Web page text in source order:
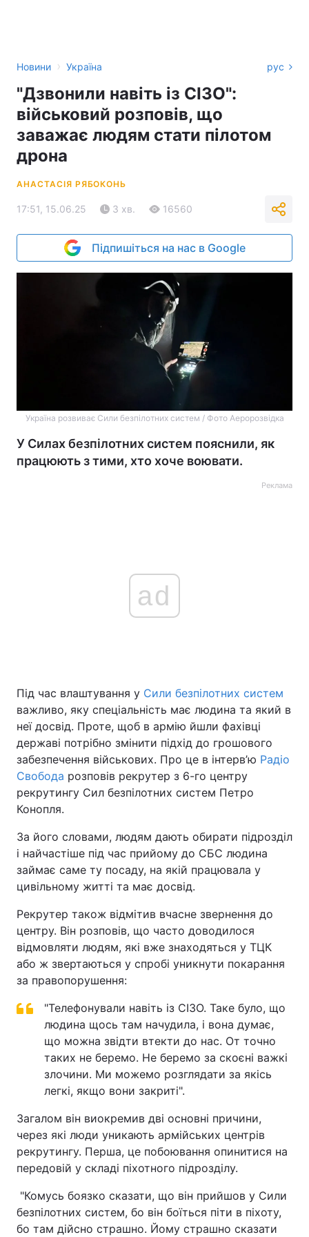
Новини › Україна рус
"Дзвонили навіть із СІЗО":
військовий розповів, що
заважає людям стати пілотом
дрона
АНАСТАСІЯ РЯБОКОНЬ
17:51, 15.06.25 3 хв. 16560
Підпишіться на нас в Google
Україна розвиває Сили безпілотних систем / Фото Аеророзвідка
У Силах безпілотних систем пояснили, як
працюють з тими, хто хоче воювати.
Реклама
ad
Під час влаштування у Сили безпілотних систем
важливо, яку спеціальність має людина та який в
неї досвід. Проте, щоб в армію йшли фахівці
державі потрібно змінити підхід до грошового
забезпечення військових. Про це в інтерв’ю Радіо
Свобода розповів рекрутер з 6-го центру
рекрутингу Сил безпілотних систем Петро
Конопля.
За його словами, людям дають обирати підрозділ
і найчастіше під час прийому до СБС людина
займає саме ту посаду, на якій працювала у
цивільному житті та має досвід.
Рекрутер також відмітив вчасне звернення до
центру. Він розповів, що часто доводилося
відмовляти людям, які вже знаходяться у ТЦК
або ж звертаються у спробі уникнути покарання
за правопорушення:
"Телефонували навіть із СІЗО. Таке було, що
людина щось там начудила, і вона думає,
що можна звідти втекти до нас. От точно
таких не беремо. Не беремо за скоєні важкі
злочини. Ми можемо розглядати за якісь
легкі, якщо вони закриті".
Загалом він виокремив дві основні причини,
через які люди уникають армійських центрів
рекрутингу. Перша, це побоювання опинитися на
передовій у складі піхотного підрозділу.
"Комусь боязко сказати, що він прийшов у Сили
безпілотних систем, бо він боїться піти в піхоту,
бо там дійсно страшно. Йому страшно сказати